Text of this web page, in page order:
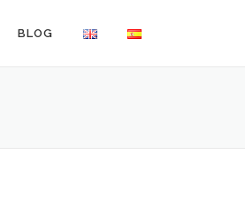
BLOG